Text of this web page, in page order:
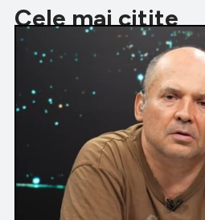
Cele mai citite